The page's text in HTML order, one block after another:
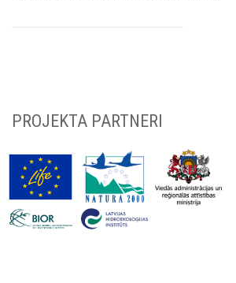
PROJEKTA PARTNERI